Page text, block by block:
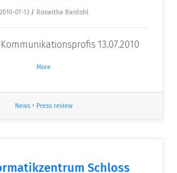
2010-07-13 / Roswitha Bardohl
13.07.2010
More
News• Press review
Schloss